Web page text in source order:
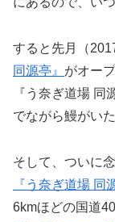
すると先月（
同源亭』 がオー
『う奈ぎ道場
でながら鰻がい
そして、ついに
『う奈ぎ道場 同
6kmほどの国道